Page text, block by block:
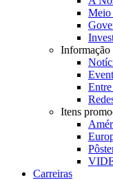
Meio
Informação
Itens
Carreiras